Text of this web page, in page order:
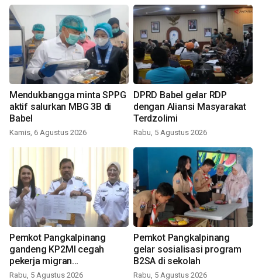
Mendukbangga minta SPPG
aktif salurkan MBG 3B di
Babel
Kamis, 6 Agustus 2026
DPRD Babel gelar RDP
dengan Aliansi Masyarakat
Terdzolimi
Rabu, 5 Agustus 2026
Pemkot Pangkalpinang
gandeng KP2MI cegah
pekerja migran
nonprosedural
Rabu, 5 Agustus 2026
Pemkot Pangkalpinang
gelar sosialisasi program
B2SA di sekolah
Rabu, 5 Agustus 2026